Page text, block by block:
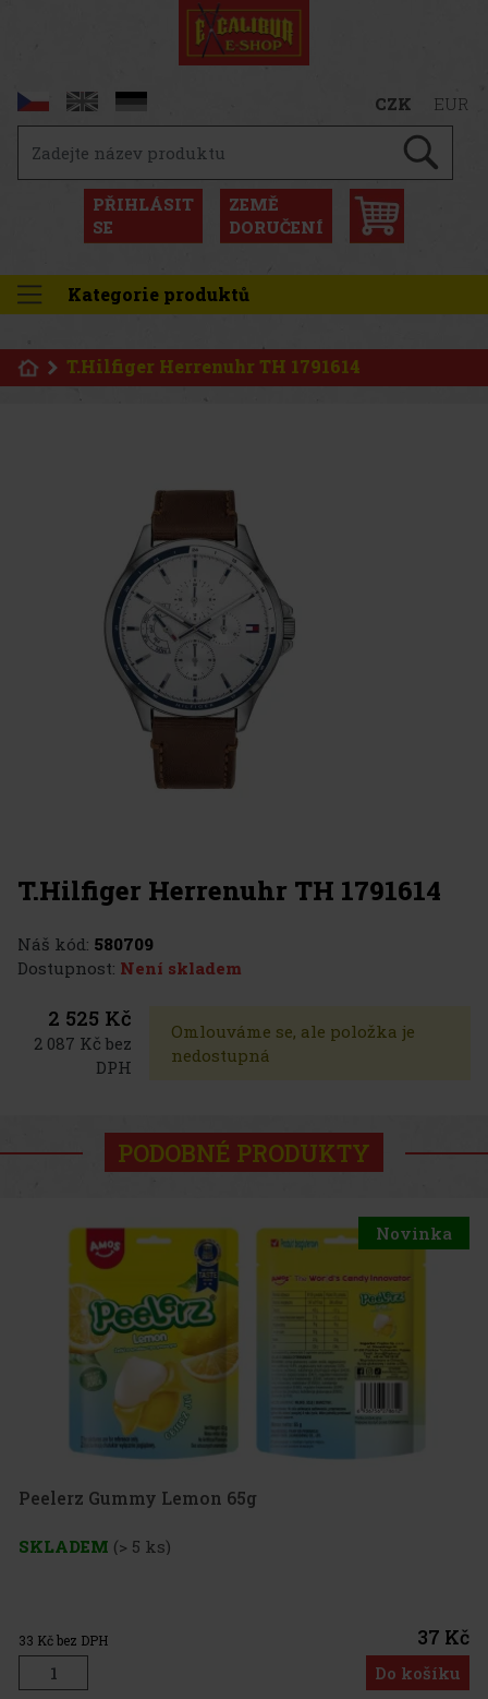
CZK EUR
PŘIHLÁSIT
SE
ZEMĚ
DORUČENÍ
Kategorie produktů
T.Hilfiger Herrenuhr TH 1791614
T.Hilfiger Herrenuhr TH 1791614
Náš kód: 580709
Dostupnost: Není skladem
2 525 Kč
2 087 Kč bez
DPH
Omlouváme se, ale položka je
nedostupná
PODOBNÉ PRODUKTY
Novinka
Gummy Lemon 65g
(> 5 ks)
bez DPH
Do košíku